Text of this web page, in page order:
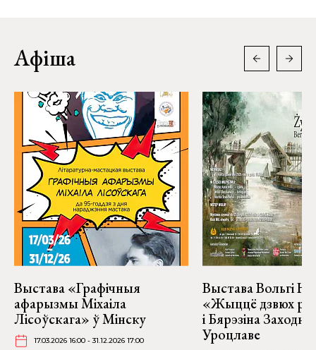
Афіша
Выстава «Графічныя
афарызмы Міхаіла
Лісоўскага» ў Мінску
17.03.2026 16:00 - 31.12.2026 17:00
Выстава Вольгі
«Жыццё дзвюх
і Бярэзіна
Уроцлаве